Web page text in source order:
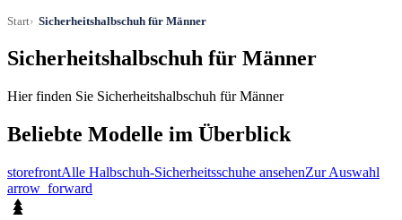
Start Sicherheitshalbschuh für Männer
Sicherheitshalbschuh für Männer
Hier finden Sie Sicherheitshalbschuh für Männer
Beliebte Modelle im Überblick
storefrontAlle Halbschuh-Sicherheitsschuhe ansehenZur Auswahl
arrow_forward